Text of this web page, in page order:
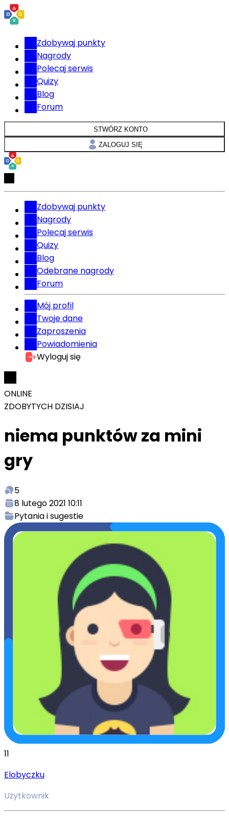
Zdobywaj punkty
Nagrody
Polecaj serwis
Quizy
Blog
Forum
STWÓRZ KONTO
ZALOGUJ SIĘ
Zdobywaj punkty
Nagrody
Polecaj serwis
Quizy
Blog
Odebrane nagrody
Forum
Mój profil
Twoje dane
Zaproszenia
Powiadomienia
Wyloguj się
ONLINE
ZDOBYTYCH DZISIAJ
niema punktów za mini
gry
5
8 lutego 2021 10:11
Pytania i sugestie
11
Elobyczku
Użytkownik